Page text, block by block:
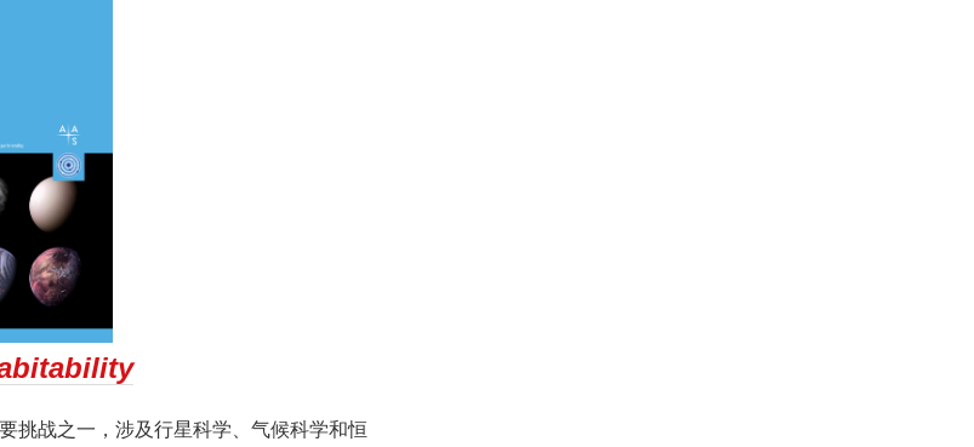
挑战之一，涉及行星科学、气候科学和恒